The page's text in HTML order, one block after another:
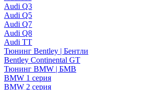
Audi Q3
Audi Q5
Audi Q7
Audi Q8
Audi TT
Тюнинг Bentley | Бентли
Bentley Continental GT
Тюнинг BMW | БМВ
BMW 1 серия
BMW 2 серия